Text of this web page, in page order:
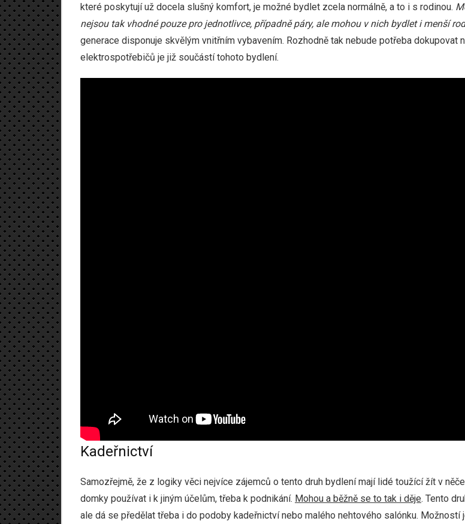
které poskytují už docela slušný komfort, je možné bydlet zcela normálně, a to i s rodinou.
nejsou tak vhodné pouze pro jednotlivce, případně páry, ale mohou v nich bydlet i menší
generace disponuje skvělým vnitřním vybavením. Rozhodně tak nebude potřeba dokupovat
elektrospotřebičů je již součástí tohoto bydlení.
Kadeřnictví
Samozřejmě, že z logiky věci nejvíce zájemců o tento druh bydlení mají lidé toužící žít v
domky používat i k jiným účelům, třeba k podnikání. Mohou a běžně se to tak i děje. Tento
ale dá se předělat třeba i do podoby kadeřnictví nebo malého nehtového salónku.